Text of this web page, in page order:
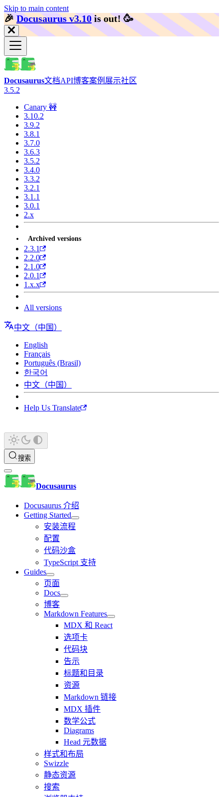
Skip to main content
🎉️Docusaurus v3.10 is out! 🥳️
Docusaurus文档API博客案例展示社区
3.5.2
Canary 🚧
3.10.2
3.9.2
3.8.1
3.7.0
3.6.3
3.5.2
3.4.0
3.3.2
3.2.1
3.1.1
3.0.1
2.x
Archived versions
2.3.1
2.2.0
2.1.0
2.0.1
1.x.x
All versions
中文（中国）
English
Français
Português (Brasil)
한국어
中文（中国）
Help Us Translate
搜索
Docusaurus
Docusaurus 介绍
Getting Started
安装流程
配置
代码沙盒
TypeScript 支持
Guides
页面
Docs
博客
Markdown Features
MDX 和 React
选项卡
代码块
告示
标题和目录
资源
Markdown 链接
MDX 插件
数学公式
Diagrams
Head 元数据
样式和布局
Swizzle
静态资源
搜索